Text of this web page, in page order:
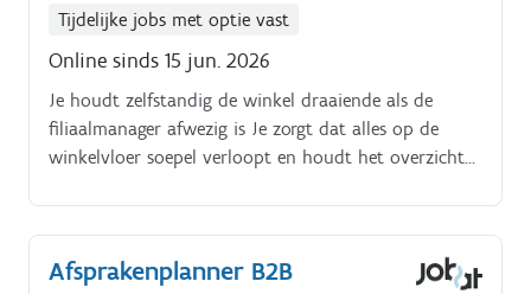
Tijdelijke jobs met optie vast
Online sinds 15 jun. 2026
Je houdt zelfstandig de winkel draaiende als de
filiaalmanager afwezig is Je zorgt dat alles op de
winkelvloer soepel verloopt en houdt het overzicht
aantrekkelijke winkel waar klanten graag
terugkomen Je pakt commerciële kansen en denkt
Afsprakenplanner B2B